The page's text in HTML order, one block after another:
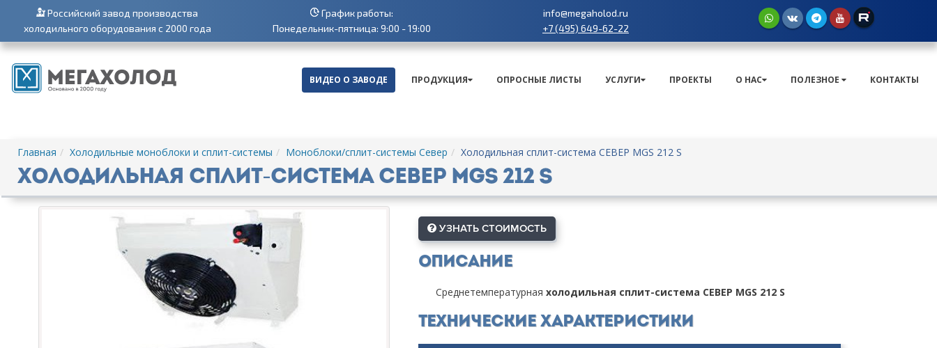
Российский завод производства
холодильного оборудования с 2000 года
График работы:
Понедельник-пятница: 9:00 - 19:00
info@megaholod.ru
+7 (495) 649-62-22
ВИДЕО О ЗАВОДЕ ПРОДУКЦИЯ ОПРОСНЫЕ ЛИСТЫ УСЛУГИ ПРОЕКТЫ О НАС ПОЛЕЗНОЕ КОНТАКТЫ
Главная Холодильные моноблоки и сплит-системы Моноблоки/сплит-системы Север Холодильная сплит-система СЕВЕР MGS 212 S
Холодильная сплит-система СЕВЕР MGS 212 S
УЗНАТЬ СТОИМОСТЬ
Описание
Среднетемпературная холодильная сплит-система СЕВЕР MGS 212 S
Технические характеристики